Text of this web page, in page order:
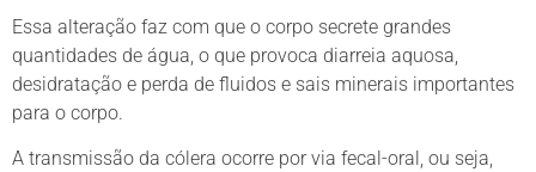
Essa alteração faz com que o corpo secrete grandes
quantidades de água, o que provoca diarreia aquosa,
desidratação e perda de fluidos e sais minerais importantes
para o corpo.
A transmissão da cólera ocorre por via fecal-oral, ou seja,